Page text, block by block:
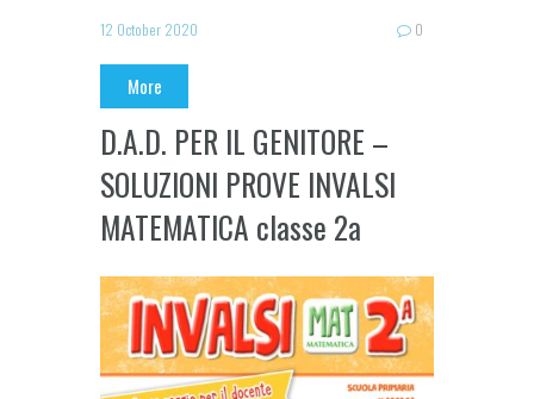
12 October 2020 0
More
D.A.D. PER IL GENITORE –
SOLUZIONI PROVE INVALSI
MATEMATICA classe 2a